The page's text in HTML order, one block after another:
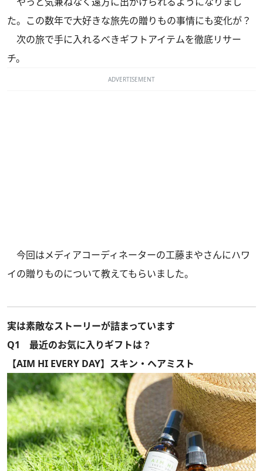
た。この数年で大好きな旅先の贈りもの事情にも変化が？
次の旅で手に入れるべきギフトアイテムを徹底リサー
チ。
ADVERTISEMENT
今回はメディアコーディネーターの工藤まやさんにハワ
イの贈りものについて教えてもらいました。
実は素敵なストーリーが詰まっています
Q1 最近のお気に入りギフトは？
【AIM HI EVERY DAY】スキン・ヘアミスト